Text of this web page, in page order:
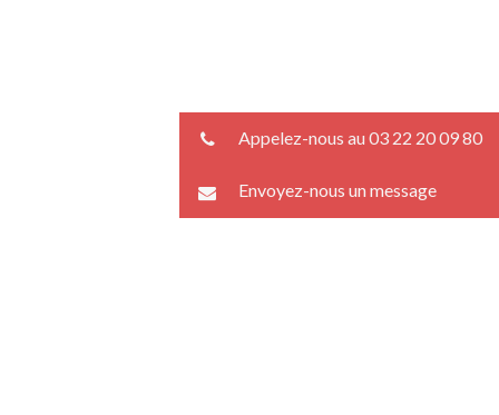
Appelez-nous au 03 22 20 09 80
Envoyez-nous un message